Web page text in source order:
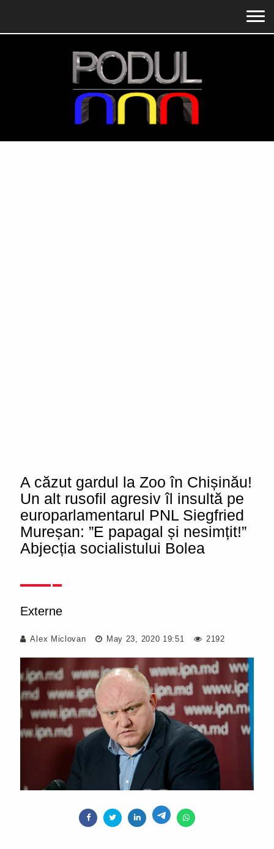
A căzut gardul la Zoo în Chișinău!
Un alt rusofil agresiv îl insultă pe
europarlamentarul PNL Siegfried
Mureșan: ”E papagal și nesimțit!”
Abjecția socialistului Bolea
Externe
Alex Miclovan May 23, 2020 19:51 2192